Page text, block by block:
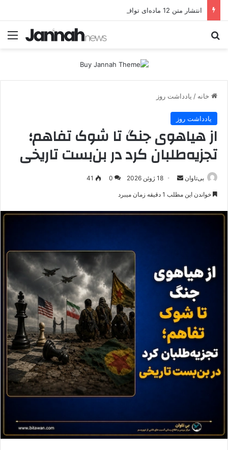
انتشار متن 12 ماده‌ای توافق نهایی بین ترکیه و پ.ک.ک
خانه / یادداشت روز
یادداشت روز
از هیاهوی جنگ تا شوک تفاهم؛
تجزیه‌طلبان کرد در بن‌بست تاریخی
بی‌تاوان
ر
ا
ی
ل
18 ژوئن 2026 0
41
خواندن این مطلب 1 دقیقه زمان میبرد